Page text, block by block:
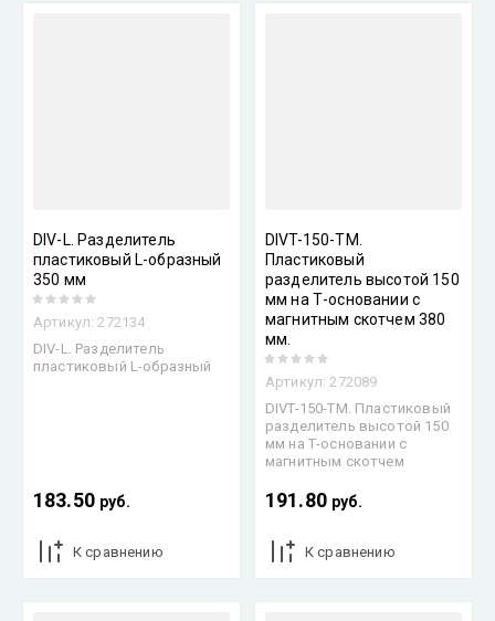
DIV-L. Разделитель
пластиковый L-образный
350 мм
Артикул: 272134
DIV-L. Разделитель
пластиковый L-образный
183.50 руб.
К сравнению
DIVT-150-TM.
Пластиковый
разделитель высотой 150
мм на Т-основании c
магнитным скотчем 380
мм.
Артикул: 272089
DIVT-150-TM. Пластиковый
разделитель высотой 150
мм на Т-основании c
магнитным скотчем
191.80 руб.
К сравнению